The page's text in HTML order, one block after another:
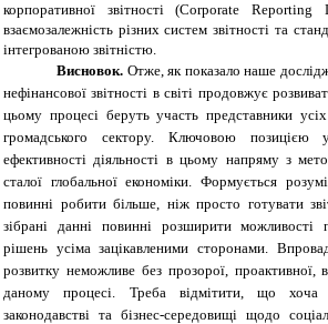
корпоративної звітності (Corporate
взаємозалежність різних систем звітності та
інтегрованою звітністю.
Висновок. Отже, як показало наше
нефінансової звітності в світі продовжує
цьому процесі беруть участь представники
громадського сектору. Ключовою позицією
ефективності діяльності в цьому напряму з
сталої глобальної економіки. Формується
повинні робити більше, ніж просто готувати
зібрані данні повинні розширити можливості
рішень усіма зацікавленими сторонами.
розвитку неможливе без прозорої, проактивної,
даному процесі. Треба відмітити, що хоча
законодавстві та бізнес-середовищі щодо